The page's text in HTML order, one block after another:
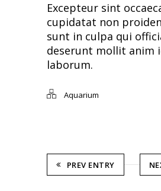
Excepteur sint
cupidatat non
sunt in culpa qui
deserunt mollit anim
laborum.
Aquarium
PREV ENTRY